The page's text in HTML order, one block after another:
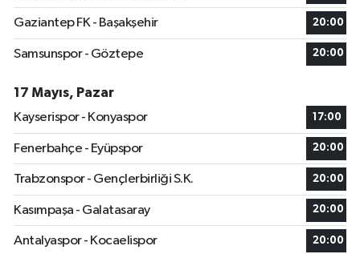
Gaziantep FK - Başakşehir 20:00
Samsunspor - Göztepe 20:00
17 Mayıs, Pazar
Kayserispor - Konyaspor
17:00
Fenerbahçe - Eyüpspor 20:00
Trabzonspor - Gençlerbirliği S.K. 20:00
Kasımpaşa - Galatasaray 20:00
Antalyaspor - Kocaelispor 20:00